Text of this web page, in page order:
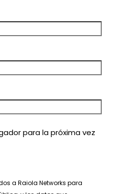
para la próxima vez
a Raiola Networks para